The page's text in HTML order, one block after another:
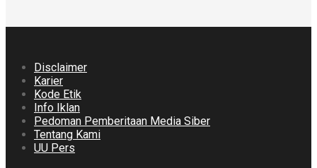
Disclaimer
Karier
Kode Etik
Info Iklan
Pedoman Pemberitaan Media Siber
Tentang Kami
UU Pers